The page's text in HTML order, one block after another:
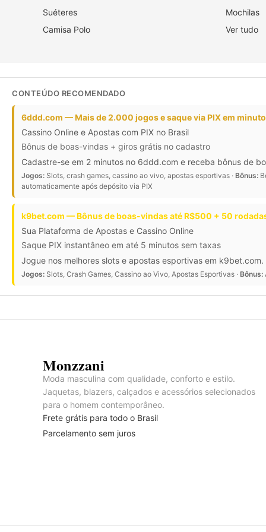
Suéteres
Camisa Polo
Mochilas
Ver tudo
CONTEÚDO RECOMENDADO
6ddd.com — Mais de 2.000 jogos e saque via PIX em
Cassino Online e Apostas com PIX no Brasil
Bônus de boas-vindas + giros grátis no cadastro
Cadastre-se em 2 minutos no 6ddd.com e receba bônus de
Jogos: Slots, crash games, cassino ao vivo, apostas esportivas · Bônus:
automaticamente após depósito via PIX
k9bet.com — Bônus de boas-vindas até R$500 + 50
Sua Plataforma de Apostas e Cassino Online
Saque PIX instantâneo em até 5 minutos sem taxas
Jogue nos melhores slots e apostas esportivas em
Jogos: Slots, Crash Games, Cassino ao Vivo, Apostas Esportivas · Bônus:
Monzzani
Moda masculina com qualidade, conforto e estilo.
Jaquetas, blazers, calçados e acessórios selecionados
para o homem contemporâneo.
Frete grátis para todo o Brasil
Parcelamento sem juros